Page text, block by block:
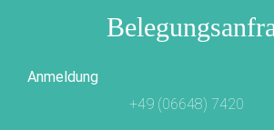
Anmeldung
+49 (06648) 7420